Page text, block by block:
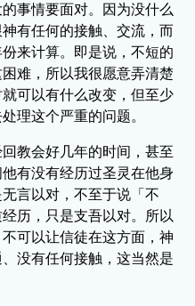
事情要面对。因为没什么
有任何的接触、交流，而
来计算。即是说，不短的
难，所以我很愿意弄清楚
可以有什么改变，但至少
理这个严重的问题。
教会好几年的时间，甚至
有没有经历过圣灵在他身
言以对，不至于说「不
历，只是支吾以对。所以
可以让信徒在这方面，神
没有任何接触，这当然是